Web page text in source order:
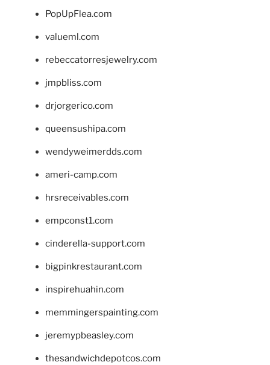
PopUpFlea.com
valueml.com
rebeccatorresjewelry.com
jmpbliss.com
drjorgerico.com
queensushipa.com
wendyweimerdds.com
ameri-camp.com
hrsreceivables.com
empconst1.com
cinderella-support.com
bigpinkrestaurant.com
inspirehuahin.com
memmingerspainting.com
jeremypbeasley.com
thesandwichdepotcos.com